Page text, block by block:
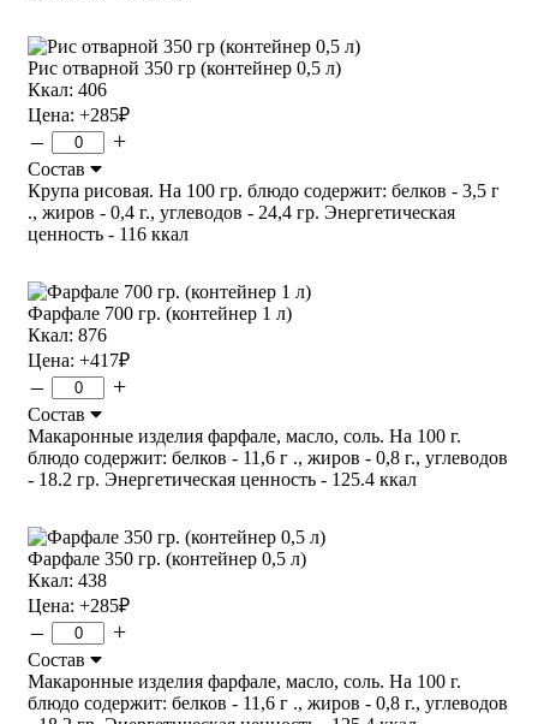
Рис отварной 350 гр (контейнер 0,5 л)
Ккал: 406
Цена: +285₽
– +
Состав
Крупа рисовая. На 100 гр. блюдо содержит: белков - 3,5 г
., жиров - 0,4 г., углеводов - 24,4 гр. Энергетическая
ценность - 116 ккал
Фарфале 700 гр. (контейнер 1 л)
Ккал: 876
Цена: +417₽
– +
Состав
Макаронные изделия фарфале, масло, соль. На 100 г.
блюдо содержит: белков - 11,6 г ., жиров - 0,8 г., углеводов
- 18.2 гр. Энергетическая ценность - 125.4 ккал
Фарфале 350 гр. (контейнер 0,5 л)
Ккал: 438
Цена: +285₽
– +
Состав
Макаронные изделия фарфале, масло, соль. На 100 г.
блюдо содержит: белков - 11,6 г ., жиров - 0,8 г., углеводов